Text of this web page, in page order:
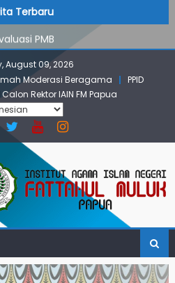
Terbaru
PMB
Skow Sae Kolaborasi dengan
Papua Tembus Jurnal
Komunikasi Aktif dengan
Ujian Dari Lanny Jaya Hingga
August 09, 2026
Moderasi Beragama
PPID
Rektor IAIN FM Papua